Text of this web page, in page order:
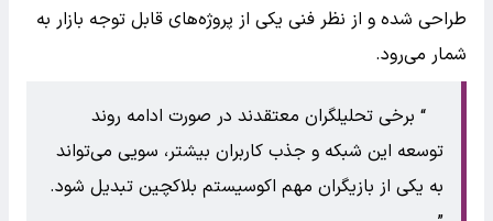
طراحی شده و از نظر فنی یکی از پروژه‌های قابل توجه بازار به
شمار می‌رود.
برخی تحلیلگران معتقدند در صورت ادامه روند
توسعه این شبکه و جذب کاربران بیشتر، سویی می‌تواند
به یکی از بازیگران مهم اکوسیستم بلاکچین تبدیل شود.